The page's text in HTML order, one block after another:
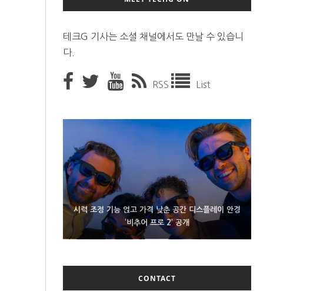
테크G 기사는 소셜 채널에서도 만날 수 있습니
다.
RSS List
시력 조정 기능 얹고 가격 낮춘 공간 디스플레이 안경
‘비추어 프로 2’ 공개
D램 부족에 10억달러어치 아이폰18 프로세서 패키징
대기 중
300~400달러 반지형 스피커 준비하는 오픈AI
CONTACT